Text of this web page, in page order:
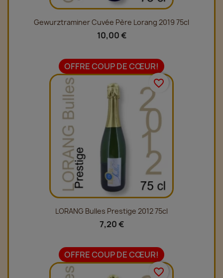
Gewurztraminer Cuvée Père Lorang 2019 75cl
10,00 €
LORANG Bulles Prestige 2012 75cl
7,20 €
OFFRE COUP DE CŒUR!
favorite_border
OFFRE COUP DE CŒUR!
favorite_border